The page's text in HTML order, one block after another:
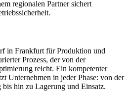
regionalen Partner sichert
in Frankfurt für Produktion und
Prozess, der von der
reicht. Ein kompetenter
Unternehmen in jeder Phase: von der
hin zu Lagerung und Einsatz.